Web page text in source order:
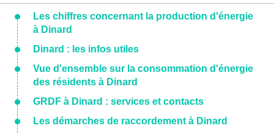
Les chiffres concernant la production d'énergie
à Dinard
Dinard : les infos utiles
Vue d'ensemble sur la consommation d'énergie
des résidents à Dinard
GRDF à Dinard : services et contacts
Les démarches de raccordement à Dinard